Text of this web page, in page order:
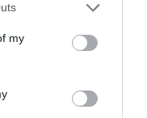
my
bralci.